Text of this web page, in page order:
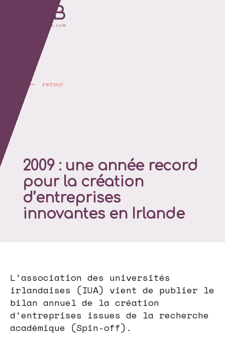
retour
2009 : une année record
pour la création
d’entreprises
innovantes en Irlande
L’association des universités
irlandaises (IUA) vient de publier le
bilan annuel de la création
d’entreprises issues de la recherche
académique (Spin-off).